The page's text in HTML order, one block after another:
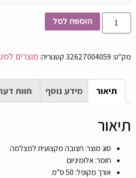
הוספה לסל
מק"ט: 32627004059 קטגוריה: מוצרים
תיאור מידע נוסף חוות דעת
תיאור
סוג מוצר: חצובה מקצועית למצלמה
חומר: אלומיניום
אורך מקופל: 50 ס”מ